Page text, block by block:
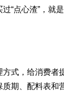
“点心渣”，就
方式，给消费者
质期、配料表和